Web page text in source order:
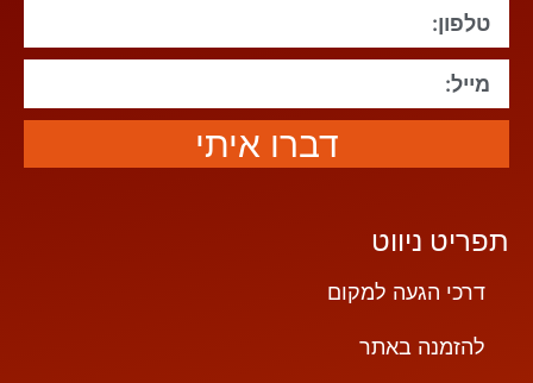
דברו איתי
תפריט ניווט
דרכי הגעה למקום
להזמנה באתר